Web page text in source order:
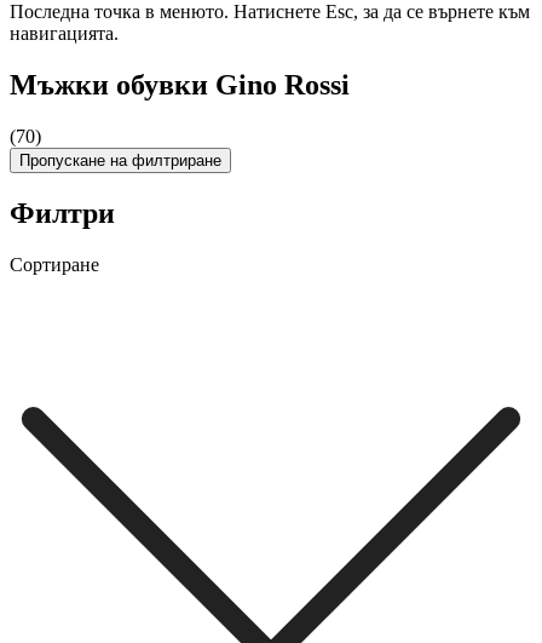
Последна точка в менюто. Натиснете Esc, за да се върнете към
навигацията.
Мъжки обувки Gino Rossi
(70)
Пропускане на филтриране
Филтри
Сортиране